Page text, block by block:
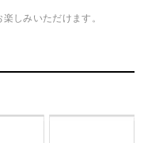
9784344021259
しみいただけます。